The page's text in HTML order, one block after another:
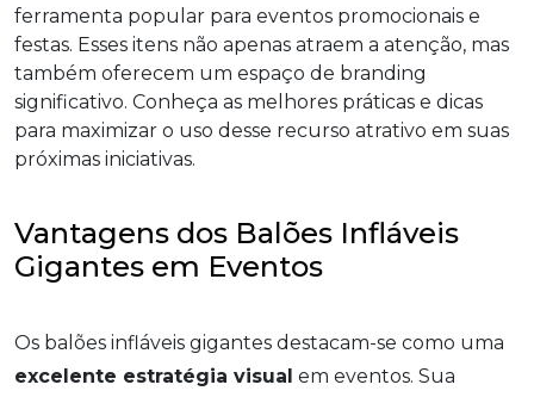
ferramenta popular para eventos promocionais e
festas. Esses itens não apenas atraem a atenção, mas
também oferecem um espaço de branding
significativo. Conheça as melhores práticas e dicas
para maximizar o uso desse recurso atrativo em suas
próximas iniciativas.
Vantagens dos Balões Infláveis
Gigantes em Eventos
Os balões infláveis gigantes destacam-se como uma
excelente estratégia visual em eventos. Sua